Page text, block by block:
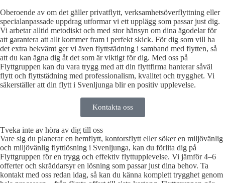
Oberoende av om det gäller privatflytt, verksamhetsöverflyttning eller
specialanpassade uppdrag utformar vi ett upplägg som passar just dig.
Vi arbetar alltid metodiskt och med stor hänsyn om dina ägodelar för
att garantera att allt kommer fram i perfekt skick. För dig som vill ha
det extra bekvämt ger vi även flyttstädning i samband med flytten, så
att du kan ägna dig åt det som är viktigt för dig. Med oss på
Flyttgruppen kan du vara trygg med att din flyttfirma hanterar såväl
flytt och flyttstädning med professionalism, kvalitet och trygghet. Vi
säkerställer att din flytt i Svenljunga blir en positiv upplevelse.
Kontakta oss
Tveka inte av höra av dig till oss
Vare sig du planerar en hemflytt, kontorsflytt eller söker en miljövänlig
och miljövänlig flyttlösning i Svenljunga, kan du förlita dig på
Flyttgruppen för en trygg och effektiv flyttupplevelse. Vi jämför 4–6
offerter och skräddarsyr en lösning som passar just dina behov. Ta
kontakt med oss redan idag, så kan du känna komplett trygghet genom